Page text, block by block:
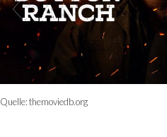
Quelle:themoviedb.org